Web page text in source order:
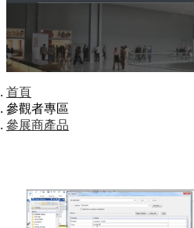
首頁
參觀者專區
參展商產品